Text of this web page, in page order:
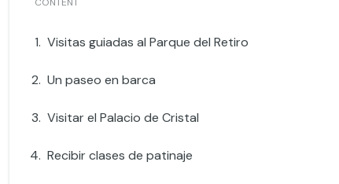
Visitas guiadas al Parque del Retiro
Un paseo en barca
Visitar el Palacio de Cristal
Recibir clases de patinaje